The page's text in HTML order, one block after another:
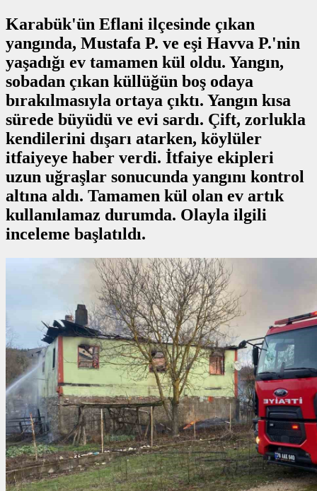
Karabük'ün Eflani ilçesinde çıkan
yangında, Mustafa P. ve eşi Havva P.'nin
yaşadığı ev tamamen kül oldu. Yangın,
sobadan çıkan küllüğün boş odaya
bırakılmasıyla ortaya çıktı. Yangın kısa
sürede büyüdü ve evi sardı. Çift, zorlukla
kendilerini dışarı atarken, köylüler
itfaiyeye haber verdi. İtfaiye ekipleri
uzun uğraşlar sonucunda yangını kontrol
altına aldı. Tamamen kül olan ev artık
kullanılamaz durumda. Olayla ilgili
inceleme başlatıldı.